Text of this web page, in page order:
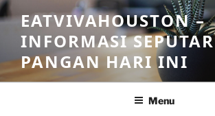
Skip
to
content
EATVIVAHOUSTON –
INFORMASI SEPUTAR
PANGAN HARI INI
Menu